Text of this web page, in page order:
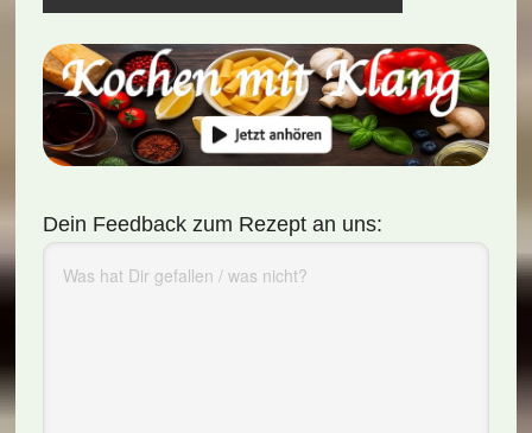
Dein Feedback zum Rezept an uns: